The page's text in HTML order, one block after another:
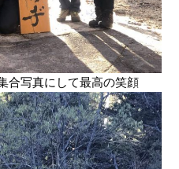
合写真にして最高の笑顔